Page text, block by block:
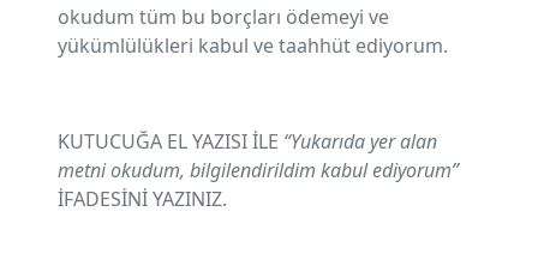
okudum tüm bu borçları ödemeyi ve
yükümlülükleri kabul ve taahhüt ediyorum.
KUTUCUĞA EL YAZISI İLE “Yukarıda yer alan
metni okudum, bilgilendirildim kabul ediyorum”
İFADESİNİ YAZINIZ.